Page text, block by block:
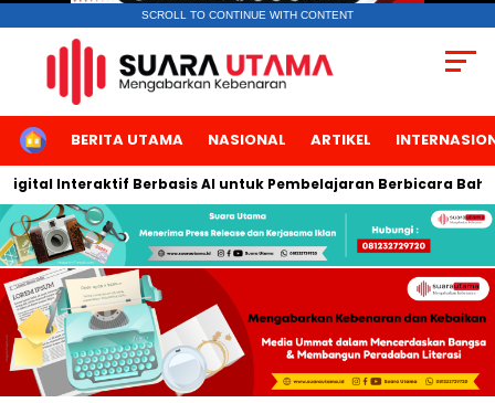
SCROLL TO CONTINUE WITH CONTENT
HOMEBERITA UTAMA NASIONAL ARTIKEL
Interaktif Berbasis AI untuk Pembelajaran Berbicara Bahasa